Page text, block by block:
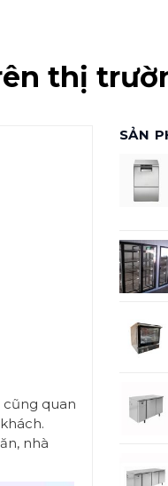
thị
cũng quan
nhà
SẢN